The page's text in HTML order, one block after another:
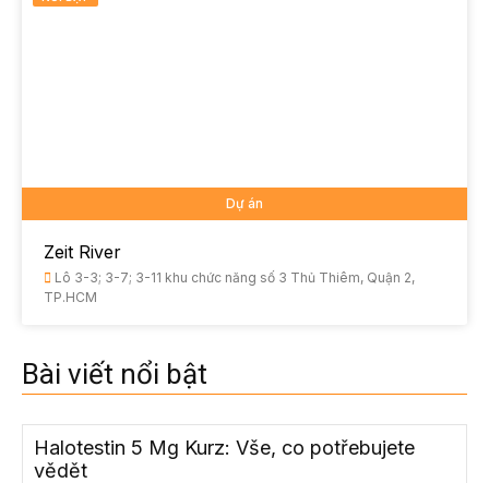
Dự án
Zeit River
Lô 3-3; 3-7; 3-11 khu chức năng số 3 Thủ Thiêm, Quận 2,
TP.HCM
Bài viết nổi bật
Halotestin 5 Mg Kurz: Vše, co potřebujete
vědět